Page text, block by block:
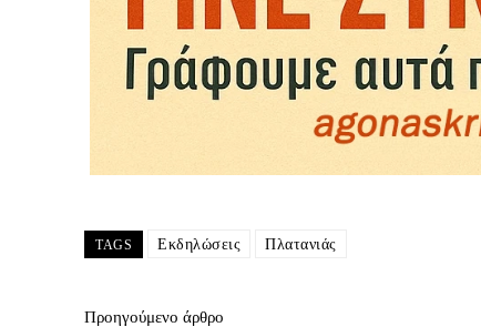
TAGS Εκδηλώσεις Πλατανιάς
Προηγούμενο άρθρο